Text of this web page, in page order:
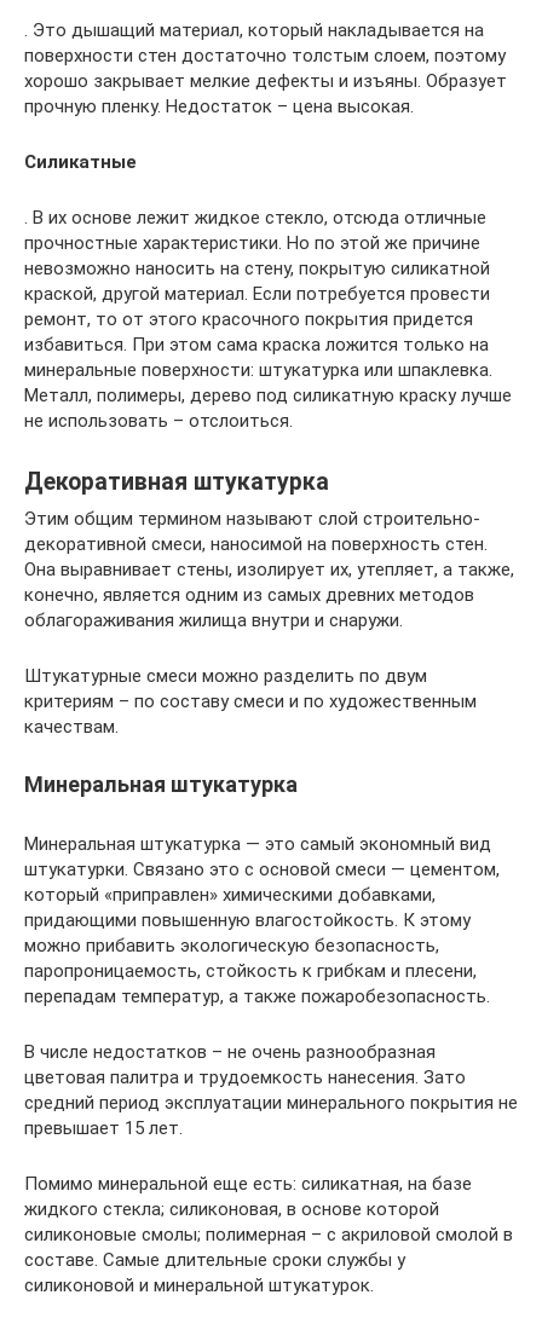
. Это дышащий материал, который накладывается на
поверхности стен достаточно толстым слоем, поэтому
хорошо закрывает мелкие дефекты и изъяны. Образует
прочную пленку. Недостаток – цена высокая.
Силикатные
. В их основе лежит жидкое стекло, отсюда отличные
прочностные характеристики. Но по этой же причине
невозможно наносить на стену, покрытую силикатной
краской, другой материал. Если потребуется провести
ремонт, то от этого красочного покрытия придется
избавиться. При этом сама краска ложится только на
минеральные поверхности: штукатурка или шпаклевка.
Металл, полимеры, дерево под силикатную краску лучше
не использовать – отслоиться.
Декоративная штукатурка
Этим общим термином называют слой строительно-
декоративной смеси, наносимой на поверхность стен.
Она выравнивает стены, изолирует их, утепляет, а также,
конечно, является одним из самых древних методов
облагораживания жилища внутри и снаружи.
Штукатурные смеси можно разделить по двум
критериям – по составу смеси и по художественным
качествам.
Минеральная штукатурка
Минеральная штукатурка — это самый экономный вид
штукатурки. Связано это с основой смеси — цементом,
который «приправлен» химическими добавками,
придающими повышенную влагостойкость. К этому
можно прибавить экологическую безопасность,
паропроницаемость, стойкость к грибкам и плесени,
перепадам температур, а также пожаробезопасность.
В числе недостатков – не очень разнообразная
цветовая палитра и трудоемкость нанесения. Зато
средний период эксплуатации минерального покрытия не
превышает 15 лет.
Помимо минеральной еще есть: силикатная, на базе
жидкого стекла; силиконовая, в основе которой
силиконовые смолы; полимерная – с акриловой смолой в
составе. Самые длительные сроки службы у
силиконовой и минеральной штукатурок.